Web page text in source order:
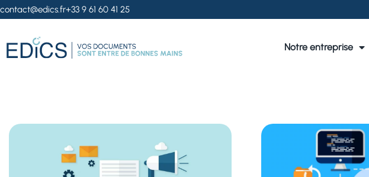
contact@edics.fr+33 9 61 60 41 25
Notre entreprise